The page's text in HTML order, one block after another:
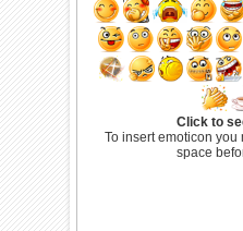
Click to
To insert emoticon
space